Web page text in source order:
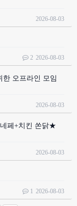
2026-08-03
2 2026-08-03
한 오프라인 모임
2026-08-03
페+치킨 쏜닭★
2026-08-03
1 2026-08-03